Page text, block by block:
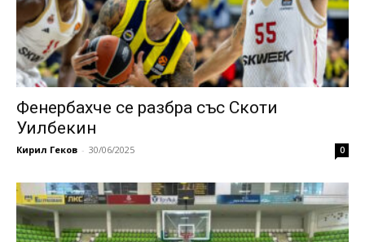
Фенербахче се разбра със Скоти
Уилбекин
Кирил Геков - 30/06/2025 0